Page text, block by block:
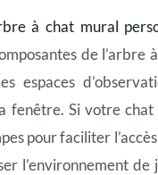
à chat mural
de l’arbre
espaces
fenêtre. Si votre
pour faciliter
l’environnement